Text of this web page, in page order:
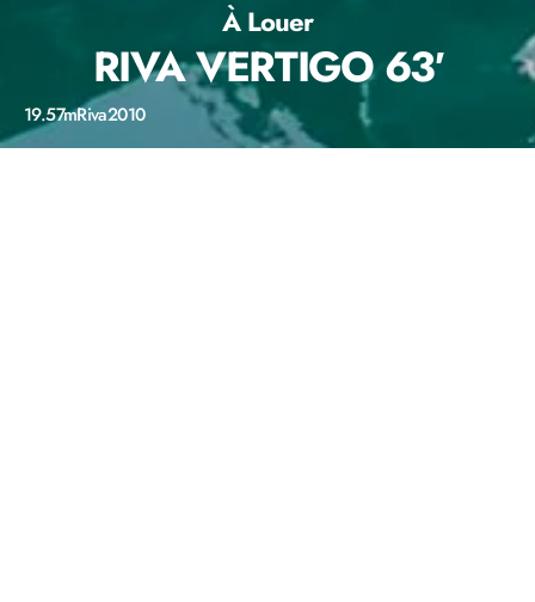
À Louer
RIVA VERTIGO 63′
19.57mRiva2010